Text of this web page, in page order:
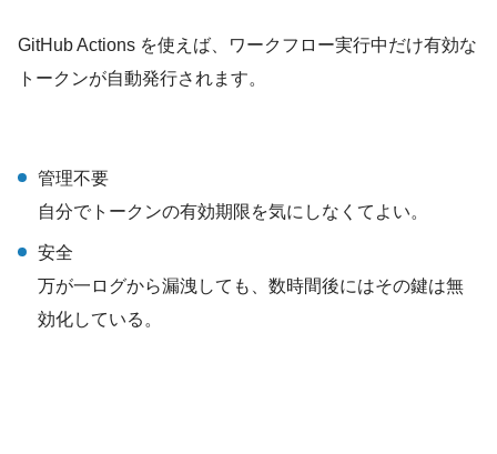
GitHub Actions を使えば、ワークフロー実行中だけ有効な
トークンが自動発行されます。
管理不要
自分でトークンの有効期限を気にしなくてよい。
安全
万が一ログから漏洩しても、数時間後にはその鍵は無
効化している。